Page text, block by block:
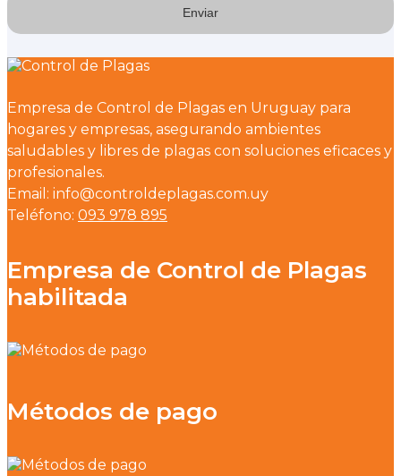
Empresa de Control de Plagas en Uruguay para
hogares y empresas, asegurando ambientes
saludables y libres de plagas con soluciones eficaces y
profesionales.
Email: info@controldeplagas.com.uy
Teléfono: 093 978 895
Empresa de Control de Plagas
habilitada
Métodos de pago